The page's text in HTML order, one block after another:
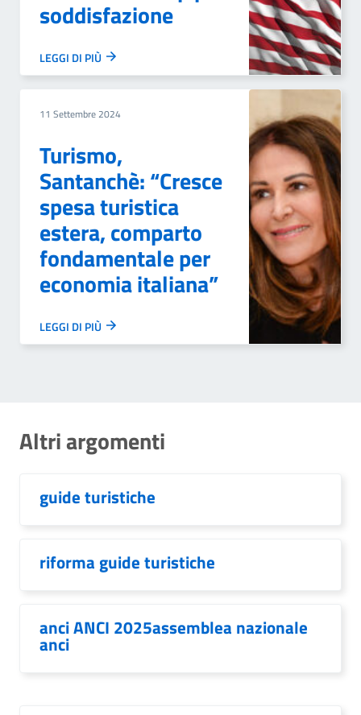
soddisfazione
LEGGI DI PIÙ
11 Settembre 2024
Turismo,
Santanchè: “Cresce
spesa turistica
estera, comparto
fondamentale per
economia italiana”
LEGGI DI PIÙ
Altri argomenti
guide turistiche
riforma guide turistiche
anci ANCI 2025assemblea nazionale
anci